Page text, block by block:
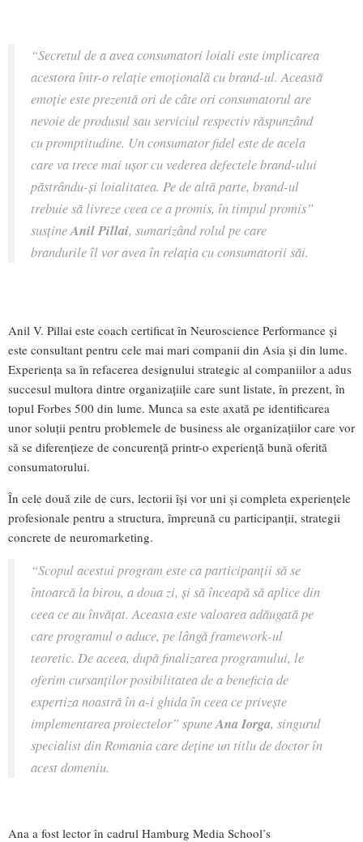
“Secretul de a avea consumatori loiali este implicarea
acestora într-o relație emoțională cu brand-ul. Această
emoție este prezentă ori de câte ori consumatorul are
nevoie de produsul sau serviciul respectiv răspunzând
cu promptitudine. Un consumator fidel este de acela
care va trece mai ușor cu vederea defectele brand-ului
păstrându-și loialitatea. Pe de altă parte, brand-ul
trebuie să livreze ceea ce a promis, în timpul promis”
susțineAnil Pillai, sumarizând rolul pe care
brandurile îl vor avea în relația cu consumatorii săi.
Anil V. Pillai este coach certificat în Neuroscience Performance și
este consultant pentru cele mai mari companii din Asia și din lume.
Experiența sa în refacerea designului strategic al companiilor a adus
succesul multora dintre organizațiile care sunt listate, în prezent, în
topul Forbes 500 din lume. Munca sa este axată pe identificarea
unor soluții pentru problemele de business ale organizațiilor care vor
să se diferențieze de concurență printr-o experiență bună oferită
consumatorului.
În cele două zile de curs, lectorii își vor uni și completa experiențele
profesionale pentru a structura, împreună cu participanții, strategii
concrete de neuromarketing.
“Scopul acestui program este ca participanții să se
întoarcă la birou, a doua zi, și să înceapă să aplice din
ceea ce au învățat. Aceasta este valoarea adăugată pe
care programul o aduce, pe lângă framework-ul
teoretic. De aceea, după finalizarea programului, le
oferim cursanților posibilitatea de a beneficia de
expertiza noastră în a-i ghida în ceea ce privește
implementarea proiectelor” spuneAna Iorga, singurul
specialist din Romania care deține un titlu de doctor în
acest domeniu.
Ana a fost lector în cadrul Hamburg Media School’s